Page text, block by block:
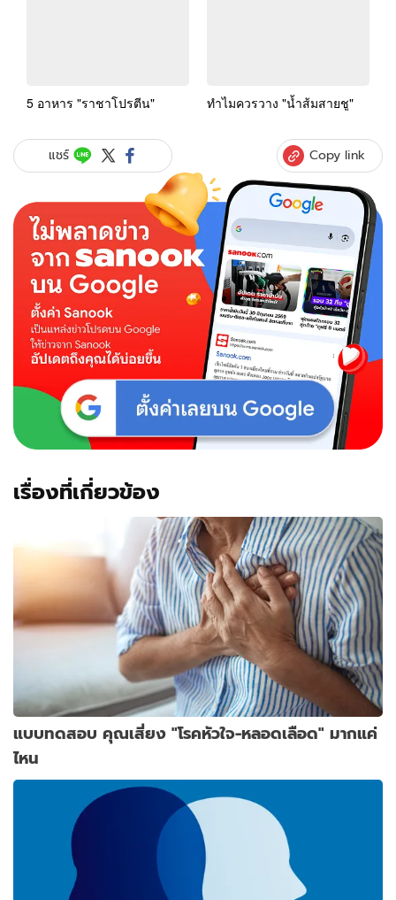
แชร์ Copy link
เรื่องที่เกี่ยวข้อง
แบบทดสอบ คุณเสี่ยง "โรคหัวใจ-หลอดเลือด" มากแค่
ไหน